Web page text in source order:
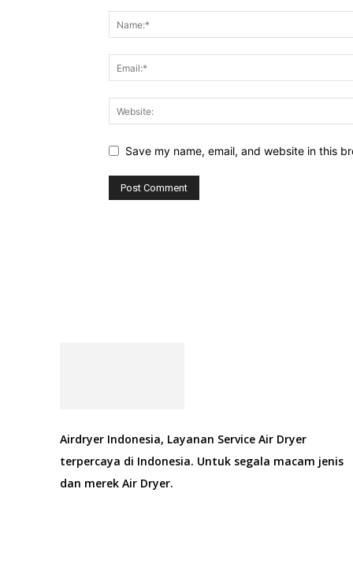
Save my name, email, and website in this
Airdryer Indonesia, Layanan Service Air Dryer
terpercaya di Indonesia. Untuk segala macam jenis
dan merek Air Dryer.